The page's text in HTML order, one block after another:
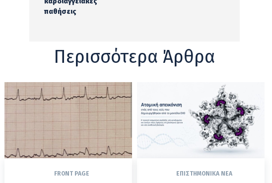
παθήσεις
Περισσότερα Άρθρα
FRONT PAGE ΕΠΙΣΤΗΜΟΝΙΚΆ ΝΈΑ